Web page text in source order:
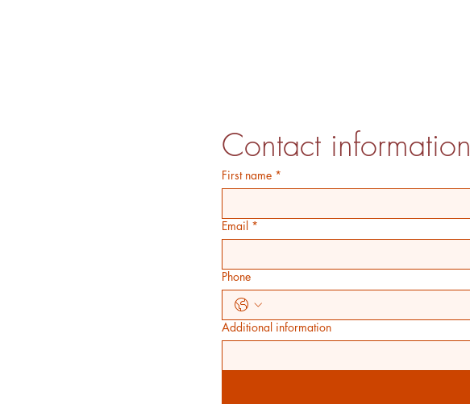
Contact information
First name *
Email *
Phone
Additional information